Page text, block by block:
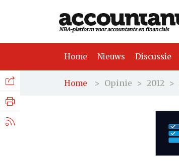
NBA-platform voor accountants en financials
Home Nieuws Discussie
Home > Opinie > 2012 >
Facebook
Nieuws